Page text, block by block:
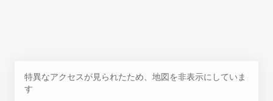
特異なアクセスが見られたため、地図を非表示にしていま
す